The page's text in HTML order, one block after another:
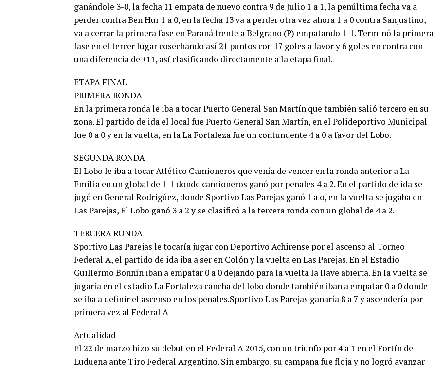
ganándole 3-0, la fecha 11 empata de nuevo contra 9 de Julio 1 a 1, la penúltima fecha va a
perder contra Ben Hur 1 a 0, en la fecha 13 va a perder otra vez ahora 1 a 0 contra Sanjustino,
va a cerrar la primera fase en Paraná frente a Belgrano (P) empatando 1-1. Terminó la primera
fase en el tercer lugar cosechando así 21 puntos con 17 goles a favor y 6 goles en contra con
una diferencia de +11, así clasificando directamente a la etapa final.
ETAPA FINAL
PRIMERA RONDA
En la primera ronda le iba a tocar Puerto General San Martín que también salió tercero en su
zona. El partido de ida el local fue Puerto General San Martín, en el Polideportivo Municipal
fue 0 a 0 y en la vuelta, en la La Fortaleza fue un contundente 4 a 0 a favor del Lobo.
SEGUNDA RONDA
El Lobo le iba a tocar Atlético Camioneros que venía de vencer en la ronda anterior a La
Emilia en un global de 1-1 donde camioneros ganó por penales 4 a 2. En el partido de ida se
jugó en General Rodrigúez, donde Sportivo Las Parejas ganó 1 a o, en la vuelta se jugaba en
Las Parejas, El Lobo ganó 3 a 2 y se clasificó a la tercera ronda con un global de 4 a 2.
TERCERA RONDA
Sportivo Las Parejas le tocaría jugar con Deportivo Achirense por el ascenso al Torneo
Federal A, el partido de ida iba a ser en Colón y la vuelta en Las Parejas. En el Estadio
Guillermo Bonnín iban a empatar 0 a 0 dejando para la vuelta la llave abierta. En la vuelta se
jugaría en el estadio La Fortaleza cancha del lobo donde también iban a empatar 0 a 0 donde
se iba a definir el ascenso en los penales.Sportivo Las Parejas ganaría 8 a 7 y ascendería por
primera vez al Federal A
Actualidad
El 22 de marzo hizo su debut en el Federal A 2015, con un triunfo por 4 a 1 en el Fortín de
Ludueña ante Tiro Federal Argentino. Sin embargo, su campaña fue floja y no logró avanzar